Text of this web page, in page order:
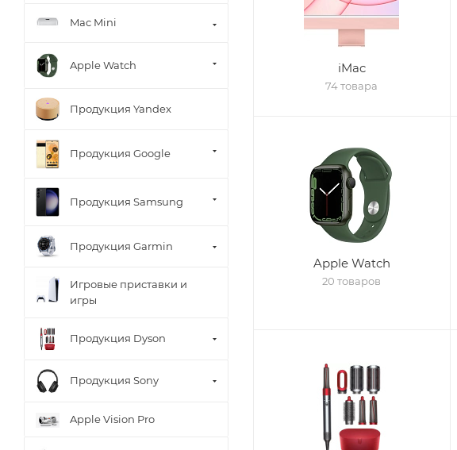
iMac
74 товара
Apple Watch
20 товаров
Mac Mini
Apple Watch
Продукция Yandex
Продукция Google
Продукция Samsung
Продукция Garmin
Игровые приставки и
игры
Продукция Dyson
Продукция Sony
Apple Vision Pro